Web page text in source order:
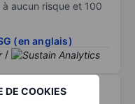
DE COOKIES
aucun risque et 100
(en anglais)
/